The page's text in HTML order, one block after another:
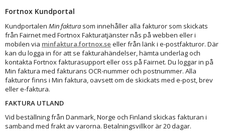
Fortnox Kundportal
Kundportalen Min faktura som innehåller alla fakturor som skickats
från Fairnet med Fortnox Fakturatjänster nås på webben eller i
mobilen via minfaktura.fortnox.se eller från länk i e-postfakturor. Där
kan du logga in för att se fakturahändelser, hämta underlag och
kontakta Fortnox fakturasupport eller oss på Fairnet. Du loggar in på
Min faktura med fakturans OCR-nummer och postnummer. Alla
fakturor finns i Min faktura, oavsett om de skickats med e-post, brev
eller e-faktura.
FAKTURA UTLAND
Vid beställning från Danmark, Norge och Finland skickas fakturan i
samband med frakt av varorna. Betalningsvillkor är 20 dagar.